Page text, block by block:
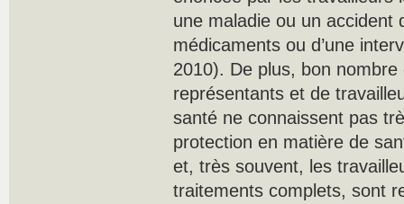
une maladie ou un accident
médicaments ou d’une
2010). De plus, bon nombre
représentants et de
santé ne connaissent pas
protection en matière de
et, très souvent, les
traitements complets, sont